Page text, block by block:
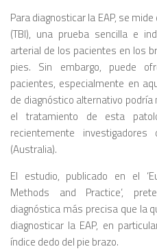
Para diagnosticar la EAP, se
(TBI), una prueba sencilla e
arterial de los pacientes en los
pies. Sin embargo, puede
pacientes, especialmente en
de diagnóstico alternativo
el tratamiento de esta
recientemente
(Australia).
El estudio, publicado en el
Methods and Practice’,
diagnóstica más precisa que la
diagnosticar la EAP, en
índice dedo del pie brazo.